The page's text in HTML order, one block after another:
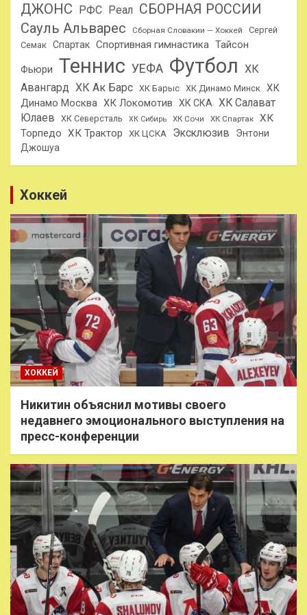
ДЖОНС
РФС Реал СБОРНАЯ РОССИИ
Сауль Альварес Сборная Словакии — Хоккей
Сергей
Семак Спартак Спортивная гимнастика Тайсон
Фьюри Теннис УЕФА Футбол ХК
Авангард ХК Ак Барс ХК Барыс ХК Динамо Минск ХК
Динамо Москва ХК Локомотив ХК СКА ХК Салават
Юлаев
ХК Северсталь ХК Сибирь ХК Сочи ХК Спартак
ХК
Торпедо ХК Трактор ХК ЦСКА Эксклюзив
Энтони
Джошуа
Хоккей
ХОККЕЙ
Никитин объяснил мотивы своего
недавнего эмоционального выступления на
пресс-конференции